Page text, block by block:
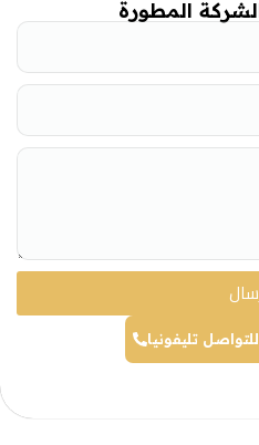
المطورة
للتواصل تليفونيا